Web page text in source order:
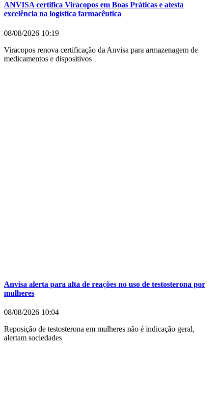
ANVISA certifica Viracopos em Boas Práticas e atesta
excelência na logística farmacêutica
08/08/2026 10:19
Viracopos renova certificação da Anvisa para armazenagem de
medicamentos e dispositivos
Anvisa alerta para alta de reações no uso de testosterona por
mulheres
08/08/2026 10:04
Reposição de testosterona em mulheres não é indicação geral,
alertam sociedades